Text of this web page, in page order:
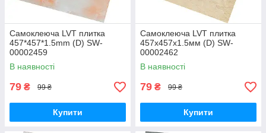
Самоклеюча LVT плитка
457*457*1.5mm (D) SW-
00002459
В наявності
79 ₴ 99 ₴
Купити
Самоклеюча LVT плитка
457х457х1.5мм (D) SW-
00002462
В наявності
79 ₴ 99 ₴
Купити